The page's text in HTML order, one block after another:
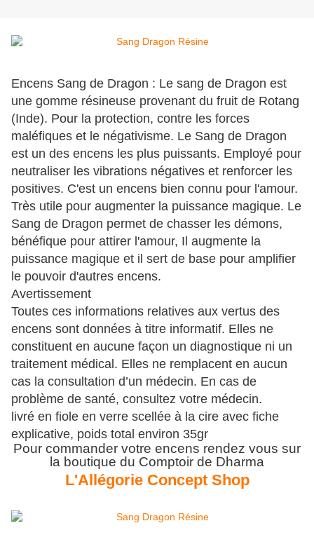
Encens Sang de Dragon : Le sang de Dragon est
une gomme résineuse provenant du fruit de Rotang
(Inde). Pour la protection, contre les forces
maléfiques et le négativisme. Le Sang de Dragon
est un des encens les plus puissants. Employé pour
neutraliser les vibrations négatives et renforcer les
positives. C'est un encens bien connu pour l'amour.
Très utile pour augmenter la puissance magique. Le
Sang de Dragon permet de chasser les démons,
bénéfique pour attirer l'amour, Il augmente la
puissance magique et il sert de base pour amplifier
le pouvoir d'autres encens.
Avertissement
Toutes ces informations relatives aux vertus des
encens sont données à titre informatif. Elles ne
constituent en aucune façon un diagnostique ni un
traitement médical. Elles ne remplacent en aucun
cas la consultation d’un médecin. En cas de
problème de santé, consultez votre médecin.
livré en fiole en verre scellée à la cire avec fiche
explicative, poids total environ 35gr
Pour commander votre encens rendez vous sur
la boutique du Comptoir de Dharma
L'Allégorie Concept Shop